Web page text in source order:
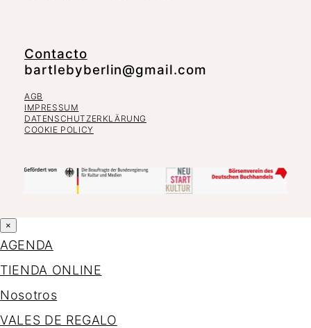
Contacto
bartlebyberlin@gmail.com
AGB
IMPRESSUM
DATENSCHUTZERKLÄRUNG
COOKIE POLICY
×
AGENDA
TIENDA ONLINE
Nosotros
VALES DE REGALO